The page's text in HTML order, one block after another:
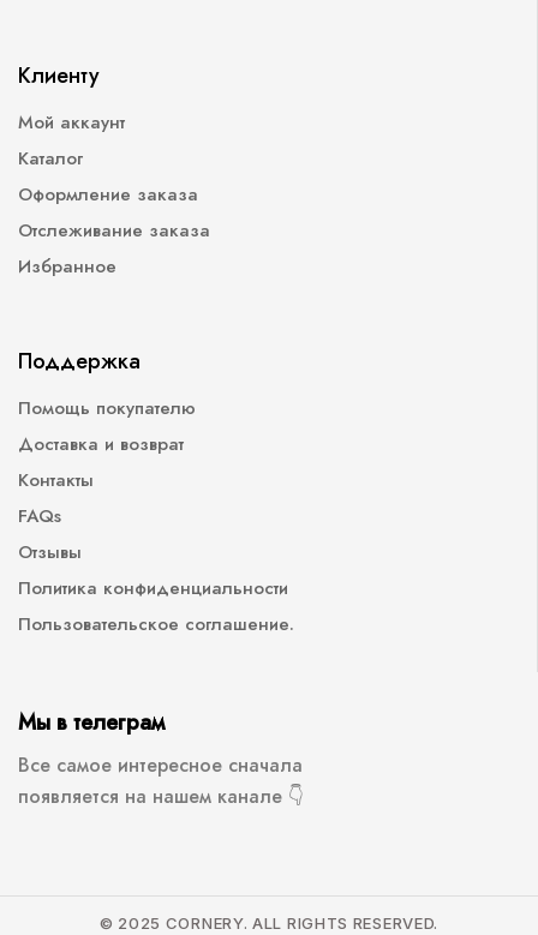
Клиенту
Мой аккаунт
Каталог
Оформление заказа
Отслеживание заказа
Избранное
Поддержка
Помощь покупателю
Доставка и возврат
Контакты
FAQs
Отзывы
Политика конфиденциальности
Пользовательское соглашение.
Мы в телеграм
Все самое интересное сначала
появляется на нашем канале 👇
© 2025 CORNERY. ALL RIGHTS RESERVED.